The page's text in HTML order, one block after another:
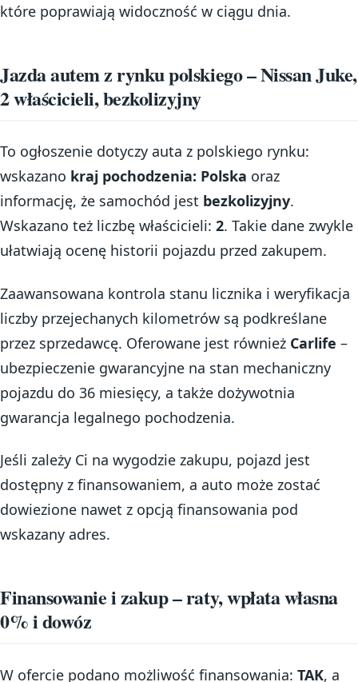
które poprawiają widoczność w ciągu dnia.
Jazda autem z rynku polskiego – Nissan Juke,
2 właścicieli, bezkolizyjny
To ogłoszenie dotyczy auta z polskiego rynku:
wskazano kraj pochodzenia: Polska oraz
informację, że samochód jest bezkolizyjny.
Wskazano też liczbę właścicieli: 2. Takie dane zwykle
ułatwiają ocenę historii pojazdu przed zakupem.
Zaawansowana kontrola stanu licznika i weryfikacja
liczby przejechanych kilometrów są podkreślane
przez sprzedawcę. Oferowane jest również Carlife –
ubezpieczenie gwarancyjne na stan mechaniczny
pojazdu do 36 miesięcy, a także dożywotnia
gwarancja legalnego pochodzenia.
Jeśli zależy Ci na wygodzie zakupu, pojazd jest
dostępny z finansowaniem, a auto może zostać
dowiezione nawet z opcją finansowania pod
wskazany adres.
Finansowanie i zakup – raty, wpłata własna
0% i dowóz
W ofercie podano możliwość finansowania: TAK, a